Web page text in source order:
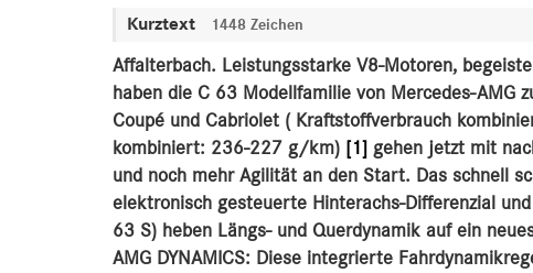
Kurztext 1448 Zeichen
Affalterbach. Leistungsstarke V8-Motoren,
haben die C 63 Modellfamilie von Mercedes-AMG
Coupé und Cabriolet ( Kraftstoffverbrauch
kombiniert: 236-227 g/km) [1] gehen jetzt mit
und noch mehr Agilität an den Start. Das schnell
elektronisch gesteuerte Hinterachs-Differenzial und
63 S) heben Längs- und Querdynamik auf ein
AMG DYNAMICS: Diese integrierte